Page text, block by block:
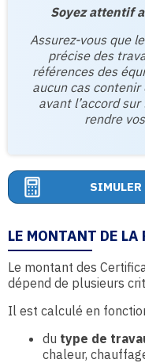
Soyez attentif
Assurez-vous que
précise des
références des
aucun cas contenir
avant l’accord
rendre
SIMULER
LE MONTANT DE LA
Le montant des
dépend de plusieurs
Il est calculé en
du type de
chaleur,